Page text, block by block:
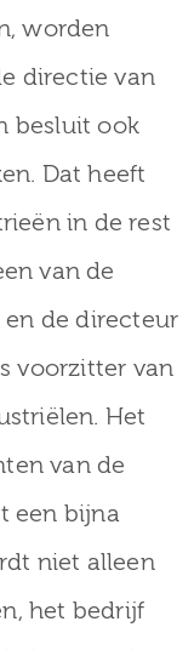
worden
directie van
besluit ook
Dat heeft
in de rest
van de
de directeur
voorzitter van
Het
van de
een bijna
niet alleen
het bedrijf